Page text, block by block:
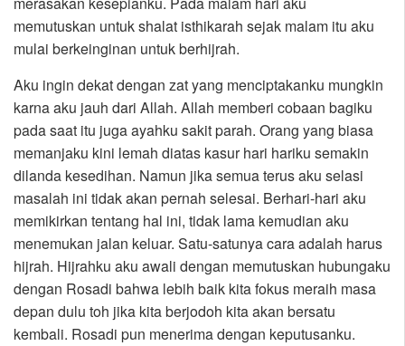
memutuskan untuk shalat isthikarah sejak malam itu aku
mulai berkeinginan untuk berhijrah.
Aku ingin dekat dengan zat yang menciptakanku mungkin
karna aku jauh dari Allah. Allah memberi cobaan bagiku
pada saat itu juga ayahku sakit parah. Orang yang biasa
memanjaku kini lemah diatas kasur hari hariku semakin
dilanda kesedihan. Namun jika semua terus aku selasi
masalah ini tidak akan pernah selesai. Berhari-hari aku
memikirkan tentang hal ini, tidak lama kemudian aku
menemukan jalan keluar. Satu-satunya cara adalah harus
hijrah. Hijrahku aku awali dengan memutuskan hubungaku
dengan Rosadi bahwa lebih baik kita fokus meraih masa
depan dulu toh jika kita berjodoh kita akan bersatu
kembali. Rosadi pun menerima dengan keputusanku.